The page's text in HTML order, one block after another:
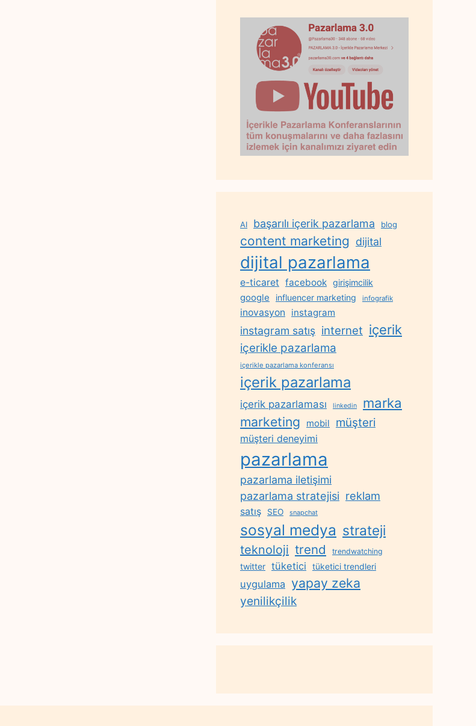
AI başarılı içerik pazarlama blog
content marketing dijital
dijital pazarlama
e-ticaret facebook girişimcilik
google influencer marketing infografik
inovasyon instagram
instagram satış internet içerik
içerikle pazarlama
içerikle pazarlama konferansı
içerik pazarlama
içerik pazarlaması linkedin marka
marketing mobil müşteri
müşteri deneyimi
pazarlama
pazarlama iletişimi
pazarlama stratejisi reklam
satış SEO snapchat
sosyal medya strateji
teknoloji trend trendwatching
twitter tüketici tüketici trendleri
uygulama yapay zeka
yenilikçilik